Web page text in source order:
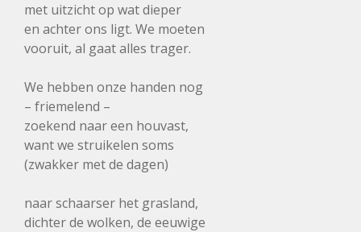
met uitzicht op wat dieper
en achter ons ligt. We moeten
vooruit, al gaat alles trager.
We hebben onze handen nog
– friemelend –
zoekend naar een houvast,
want we struikelen soms
(zwakker met de dagen)
naar schaarser het grasland,
dichter de wolken, de eeuwige